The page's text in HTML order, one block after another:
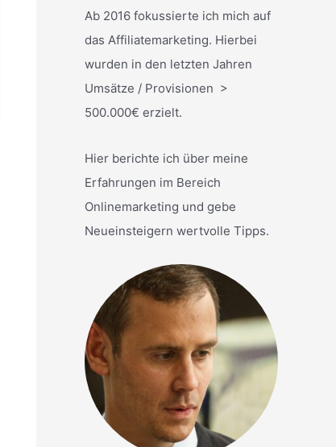
Ab 2016 fokussierte ich mich auf
das Affiliatemarketing. Hierbei
wurden in den letzten Jahren
Umsätze / Provisionen >
500.000€ erzielt.
Hier berichte ich über meine
Erfahrungen im Bereich
Onlinemarketing und gebe
Neueinsteigern wertvolle Tipps.